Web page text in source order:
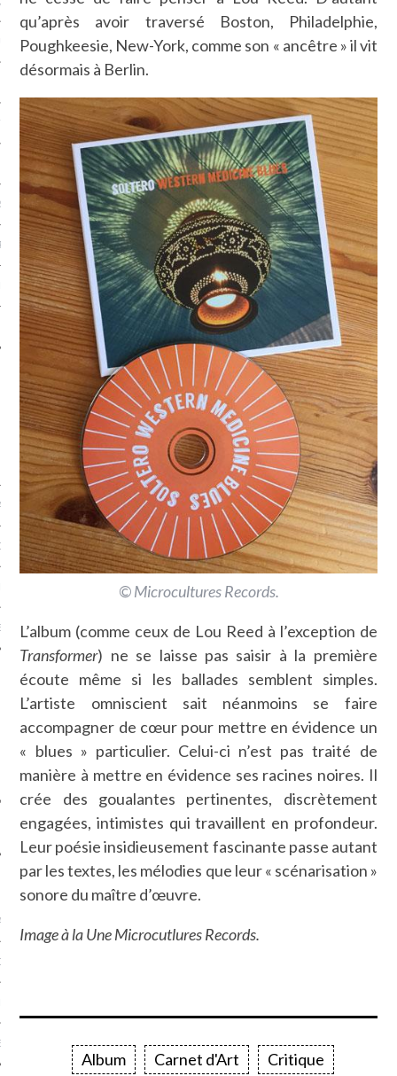
CARAVELLE
PODCAST
SUIVEZ-NOUS
CARAVELLE
CARAVELLE
PODCAST
qu’après avoir traversé Boston, Philadelphie,
Poughkeesie, New-York, comme son « ancêtre » il vit
désormais à Berlin.
© Microcultures Records.
L’album (comme ceux de Lou Reed à l’exception de
Transformer) ne se laisse pas saisir à la première
écoute même si les ballades semblent simples.
L’artiste omniscient sait néanmoins se faire
accompagner de cœur pour mettre en évidence un
« blues » particulier. Celui-ci n’est pas traité de
manière à mettre en évidence ses racines noires. Il
crée des goualantes pertinentes, discrètement
engagées, intimistes qui travaillent en profondeur.
Leur poésie insidieusement fascinante passe autant
par les textes, les mélodies que leur « scénarisation »
sonore du maître d’œuvre.
Image à la Une Microcutlures Records.
Album Carnet d'Art Critique